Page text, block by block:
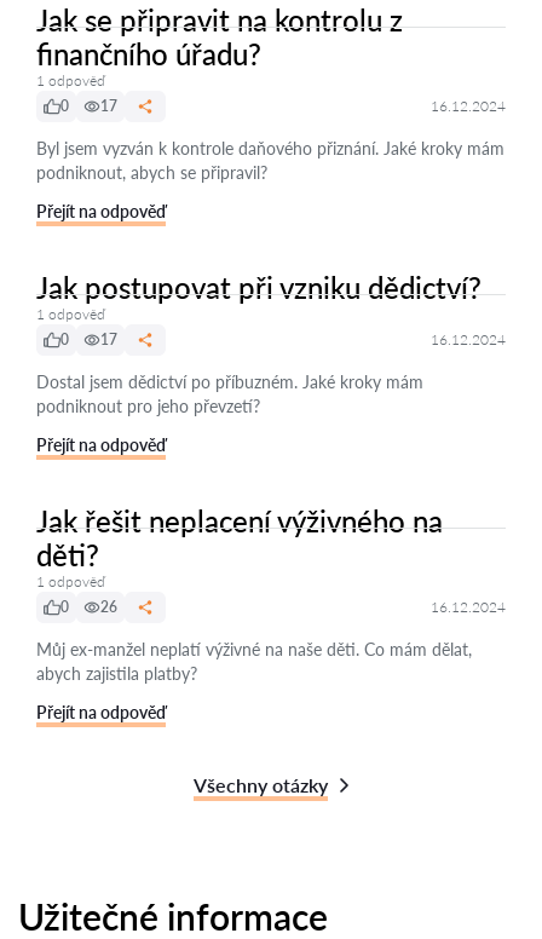
Jak se připravit na kontrolu z
finančního úřadu?
1 odpověď
0
17 16.12.2024
Byl jsem vyzván k kontrole daňového přiznání. Jaké kroky mám
podniknout, abych se připravil?
Přejít na odpověď
Jak postupovat při vzniku dědictví?
1 odpověď
0
17 16.12.2024
Dostal jsem dědictví po příbuzném. Jaké kroky mám
podniknout pro jeho převzetí?
Přejít na odpověď
Jak řešit neplacení výživného na
děti?
1 odpověď
0
26 16.12.2024
Můj ex-manžel neplatí výživné na naše děti. Co mám dělat,
abych zajistila platby?
Přejít na odpověď
Všechny otázky
Užitečné informace